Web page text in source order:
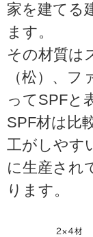
家を建てる
ます。
その材質は
（松）、
ってSPFと
SPF材は比
工がしやす
に生産され
ります。